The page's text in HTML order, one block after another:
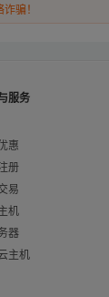
骗！
服务
惠
册
易
机
器
主机